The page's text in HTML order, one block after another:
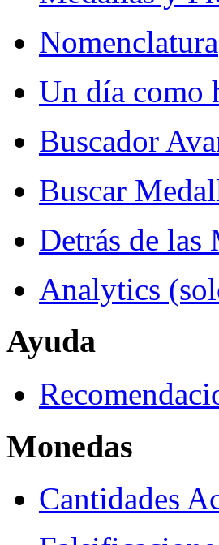
Nomenclatura
Un día como
Buscador
Buscar
Detrás de las
Analytics
Ayuda
Monedas
Cantidades